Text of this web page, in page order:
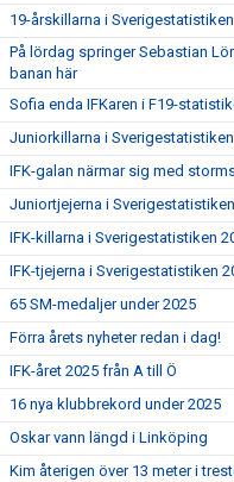
19-årskillarna i
På lördag springer Sebastian
banan här
Sofia enda IFKaren i F19-
Juniorkillarna i
IFK-galan närmar sig med
Juniortjejerna i
IFK-killarna i Sverigestatistiken
IFK-tjejerna i Sverigestatistiken
65 SM-medaljer under 2025
Förra årets nyheter redan i dag!
IFK-året 2025 från A till Ö
16 nya klubbrekord under 2025
Oskar vann längd i Linköping
Kim återigen över 13 meter i